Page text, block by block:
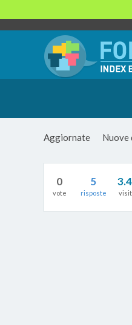
Aggiornate Nuove
0
vote
5
risposte